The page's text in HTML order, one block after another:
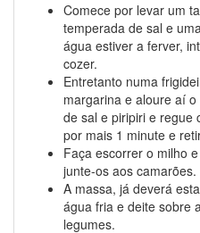
Comece por levar um
temperada de sal e
água estiver a ferver,
cozer.
Entretanto numa
margarina e aloure aí
de sal e piripiri e regue
por mais 1 minute e
Faça escorrer o milho
junte-os aos camarões.
A massa, já deverá
água fria e deite sobre
legumes.